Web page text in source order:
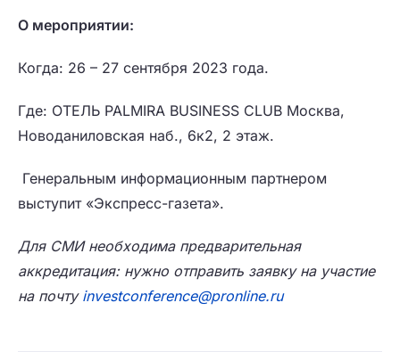
О мероприятии:
Когда:​ 26 – 27 сентября 2023 года.
Где:​ ОТЕЛЬ PALMIRA BUSINE­SS CLUB Москва,
Ново­даниловская наб., 6к­2, 2 этаж.
Генеральным информационным партнером
выступит «Экспресс-газета».
Для СМИ необходима предварительная
аккредитация: нужно отправить заявку на участие
на почту investconference@pronline.ru